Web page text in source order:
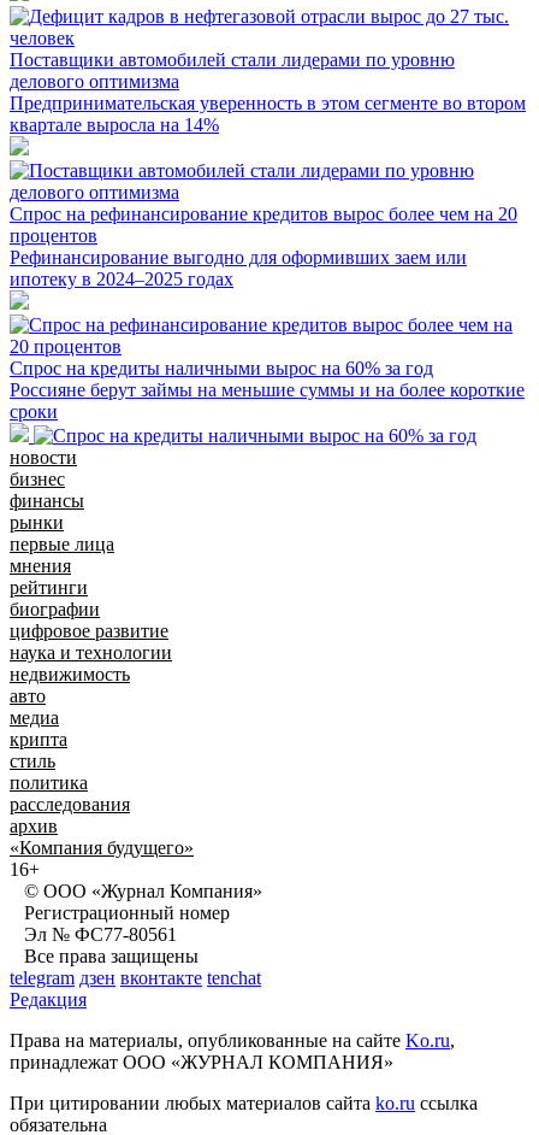
Поставщики автомобилей стали лидерами по уровню
делового оптимизма
Предпринимательская уверенность в этом сегменте во втором
квартале выросла на 14%
Спрос на рефинансирование кредитов вырос более чем на 20
процентов
Рефинансирование выгодно для оформивших заем или
ипотеку в 2024–2025 годах
Спрос на кредиты наличными вырос на 60% за год
Россияне берут займы на меньшие суммы и на более короткие
сроки
новости
бизнес
финансы
рынки
первые лица
мнения
рейтинги
биографии
цифровое развитие
наука и технологии
недвижимость
авто
медиа
крипта
стиль
политика
расследования
архив
«Компания будущего»
16+
© ООО «Журнал Компания»
Регистрационный номер
Эл № ФС77-80561
Все права защищены
telegram дзен вконтакте tenchat
Редакция
Права на материалы, опубликованные на сайте Ko.ru,
принадлежат ООО «ЖУРНАЛ КОМПАНИЯ»
При цитировании любых материалов сайта ko.ru ссылка
обязательна